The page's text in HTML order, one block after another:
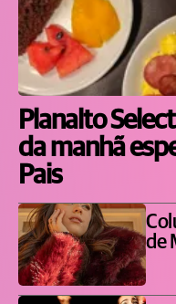
Planalto
da manhã
Pais
de